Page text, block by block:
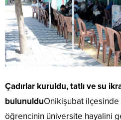
Çadırlar kuruldu, tatlı ve su
bulunulduOnikişubat
öğrencinin üniversite hayalini